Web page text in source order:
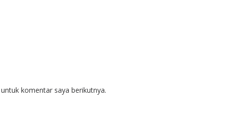
komentar saya berikutnya.